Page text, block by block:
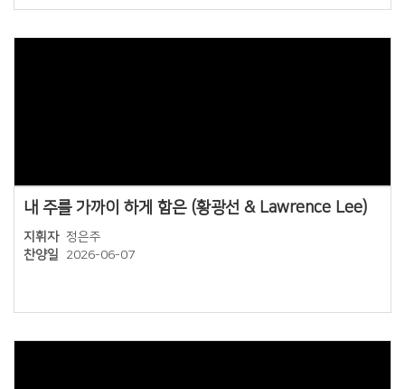
내 주를 가까이 하게 함은 (황광선 & Lawrence Lee)
지휘자 정은주
찬양일
2026-06-07